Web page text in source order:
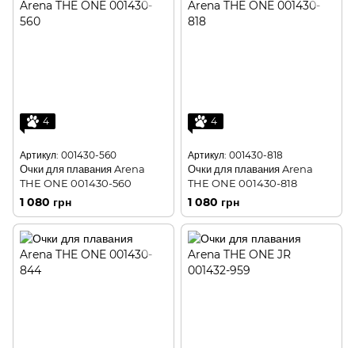
4
Артикул: 001430-560
Очки для плавания Arena
THE ONE 001430-560
1 080 грн
4
Артикул: 001430-818
Очки для плавания Arena
THE ONE 001430-818
1 080 грн